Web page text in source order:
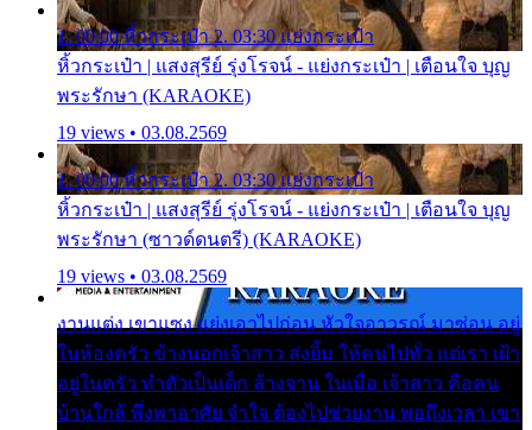
1. 00:00 หิ้วกระเป๋า 2. 03:30 แย่งกระเป๋า
หิ้วกระเป๋า | แสงสุรีย์ รุ่งโรจน์ - แย่งกระเป๋า | เตือนใจ บุญ
พระรักษา (KARAOKE)
19 views • 03.08.2569
1. 00:00 หิ้วกระเป๋า 2. 03:30 แย่งกระเป๋า
หิ้วกระเป๋า | แสงสุรีย์ รุ่งโรจน์ - แย่งกระเป๋า | เตือนใจ บุญ
พระรักษา (ซาวด์ดนตรี) (KARAOKE)
19 views • 03.08.2569
งานแต่ง เขาแซง แย่งเอาไปก่อน หัวใจอาวรณ์ มาซ่อน อยู่
ในห้องครัว ข้างนอกเจ้าสาว ส่งยิ้ม ให้คนไปทั่ว แต่เรา เฝ้า
อยู่ในครัว ทำตัวเป็นเด็ก ล้างจาน ในเมื่อ เจ้าสาว คือคน
บ้านใกล้ พึ่งพาอาศัย จำใจ ต้องไปช่วยงาน พอถึงเวลา เขา